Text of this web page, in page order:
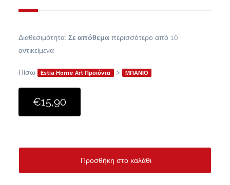
Διαθεσιμότητα: Σε απόθεμα περισσότερο από 10
αντικείμενα
Πίσω Estia Home Art Προϊόντα > ΜΠΑΝΙΟ
€15,90
Προσθήκη στο καλάθι